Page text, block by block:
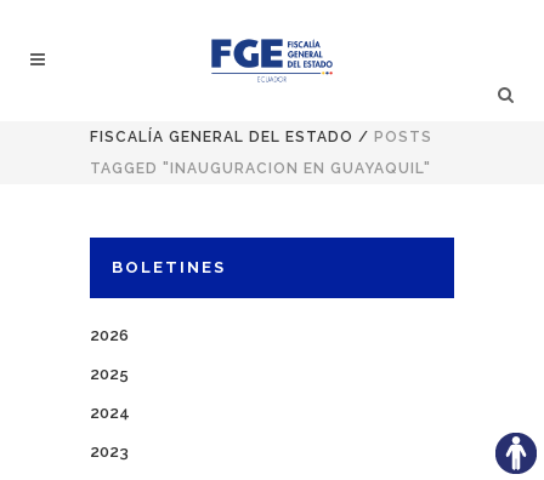
FISCALÍA GENERAL DEL ESTADO / POSTS
TAGGED "INAUGURACION EN GUAYAQUIL"
BOLETINES
2026
2025
2024
2023